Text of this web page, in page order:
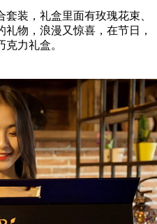
装，礼盒里面有玫瑰花束、
物，浪漫又惊喜，在节日，
力礼盒。